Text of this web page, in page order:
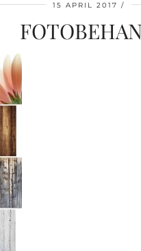
15 APRIL 2017